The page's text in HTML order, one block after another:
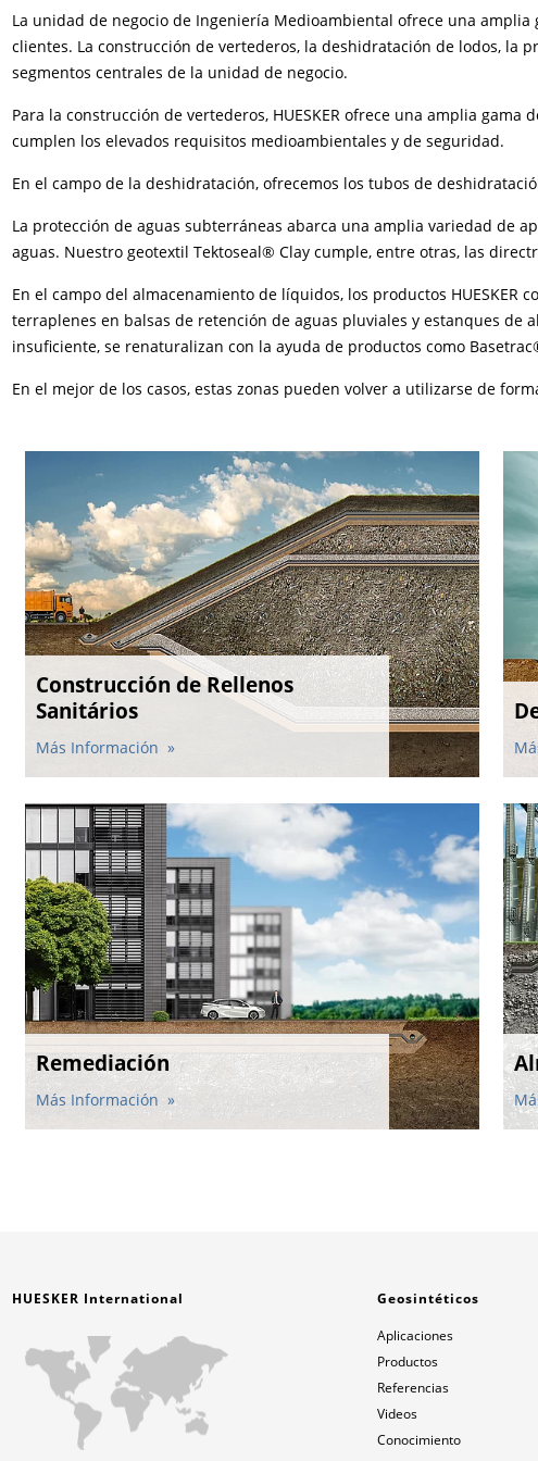
La unidad de negocio de Ingeniería Medioambiental ofrece una
clientes. La construcción de vertederos, la deshidratación de lodos, la
segmentos centrales de la unidad de negocio.
Para la construcción de vertederos, HUESKER ofrece una amplia
cumplen los elevados requisitos medioambientales y de seguridad.
En el campo de la deshidratación, ofrecemos los tubos de
La protección de aguas subterráneas abarca una amplia variedad de
aguas. Nuestro geotextil Tektoseal® Clay cumple, entre otras, las
En el campo del almacenamiento de líquidos, los productos
terraplenes en balsas de retención de aguas pluviales y estanques de
insuficiente, se renaturalizan con la ayuda de productos como
En el mejor de los casos, estas zonas pueden volver a utilizarse de
Construcción de Rellenos
Sanitários
Más Información
Remediación
Más Información
HUESKER International
Geosintéticos
Aplicaciones
Productos
Referencias
Videos
Conocimiento